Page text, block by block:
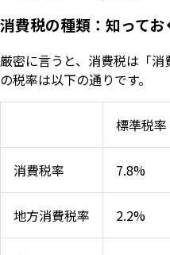
消費税の種類：知って
厳密に言うと、消費税は「
の税率は以下の通りです。
標準税率
消費税率 7.8%
地方消費税率 2.2%